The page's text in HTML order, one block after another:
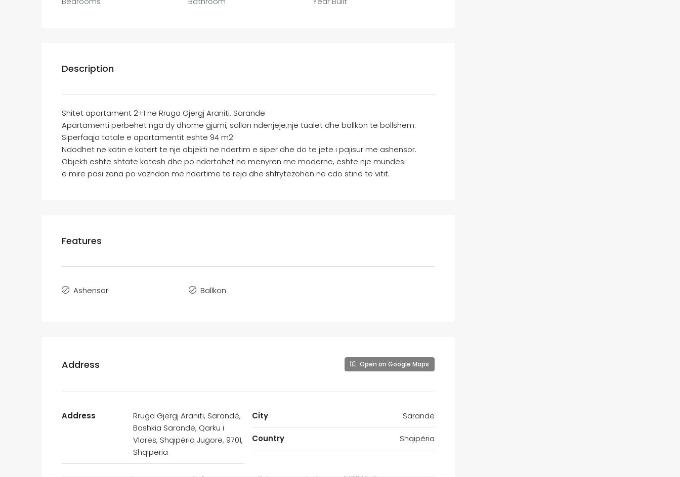
Description
Shitet apartament 2+1 ne Rruga Gjergj Araniti, Sarande
Apartamenti perbehet nga dy dhome gjumi, sallon ndenjeje,nje tualet dhe ballkon te bollshem.
Siperfaqja totale e apartamentit eshte 94 m2
Ndodhet ne katin e katert te nje objekti ne ndertim e siper dhe do te jete i pajisur me ashensor.
Objekti eshte shtate katesh dhe po ndertohet ne menyren me moderne, eshte nje mundesi
e mire pasi zona po vazhdon me ndertime te reja dhe shfrytezohen ne cdo stine te vitit.
Features
Ashensor Ballkon
Address Open on Google Maps
Address
Rruga Gjergj Araniti, Sarandë,
Bashkia Sarandë, Qarku i
Vlorës, Shqipëria Jugore, 9701,
Shqipëria
City Sarande
Country Shqipëria